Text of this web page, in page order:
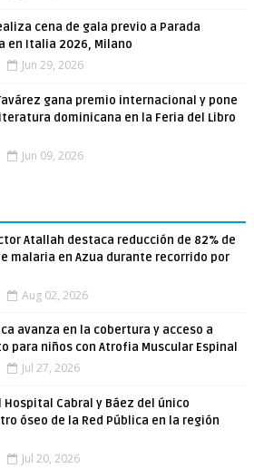
cena de gala previo a Parada
en Italia 2026, Milano
Jun 29, 2026
gana premio internacional y pone
dominicana en la Feria del Libro
Jun 09, 2026
Atallah destaca reducción de 82% de
malaria en Azua durante recorrido por
Aug 02, 2026
avanza en la cobertura y acceso a
para niños con Atrofia Muscular Espinal
Jul 27, 2026
Hospital Cabral y Báez del único
óseo de la Red Pública en la región
Jul 20, 2026